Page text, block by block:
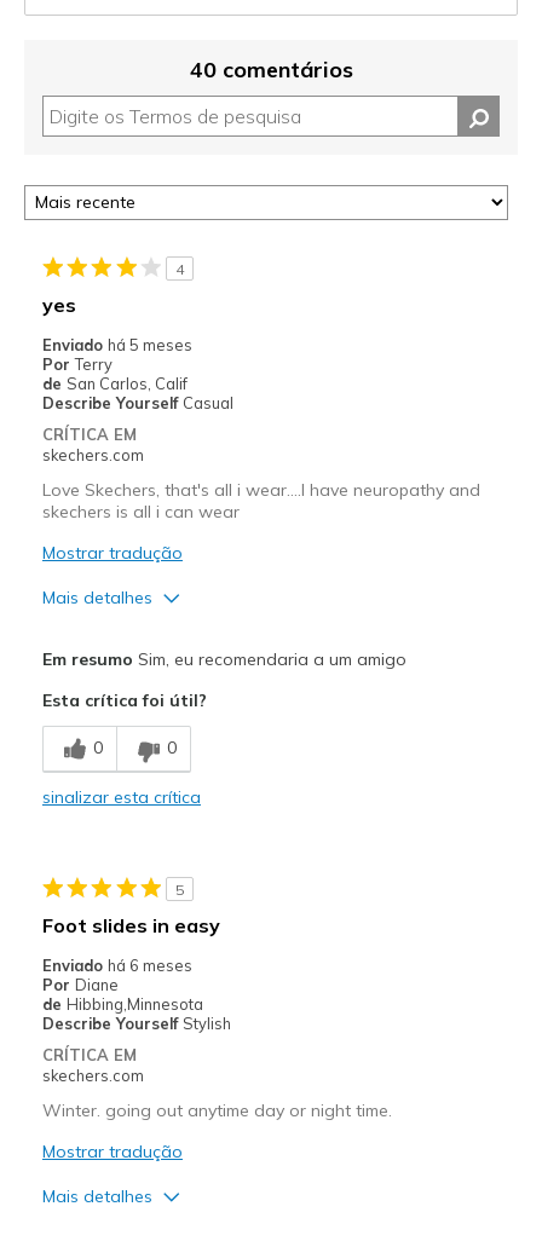
40 comentários
4
yes
Enviado há 5 meses
Por Terry
de San Carlos, Calif
Describe Yourself Casual
CRÍTICA EM
skechers.com
Love Skechers, that's all i wear....I have neuropathy and
skechers is all i can wear
Mostrar tradução
Mais detalhes
Comfortable
Stylish
Feels true to size
View On Shoes
Em resumo Sim, eu recomendaria a um amigo
Esta crítica foi útil?
0 0
sinalizar esta crítica
5
Foot slides in easy
Enviado há 6 meses
Por Diane
de Hibbing,Minnesota
Describe Yourself Stylish
CRÍTICA EM
skechers.com
Winter. going out anytime day or night time.
Mostrar tradução
Mais detalhes